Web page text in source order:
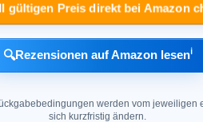
gültigen Preis direkt bei Amazon
🔍Rezensionen auf Amazon lesenℹ︎
werden vom jeweiligen
sich kurzfristig ändern.